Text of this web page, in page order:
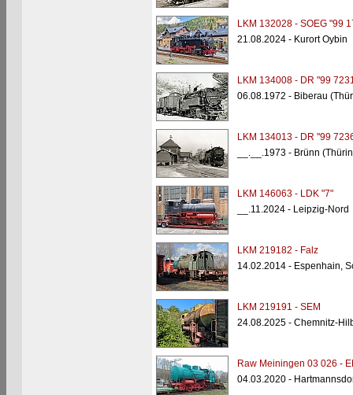
LKM 132028 - SOEG "99
21.08.2024 - Kurort Oybin
LKM 134008 - DR "99
06.08.1972 - Biberau
LKM 134013 - DR "99
__.__.1973 - Brünn
LKM 146063 - LDK "7"
__.11.2024 - Leipzig-Nord
LKM 219182 - Falz
14.02.2014 - Espenhain,
LKM 219191 - SEM
24.08.2025 - Chemnitz-
Raw Meiningen 03 026 -
04.03.2020 -